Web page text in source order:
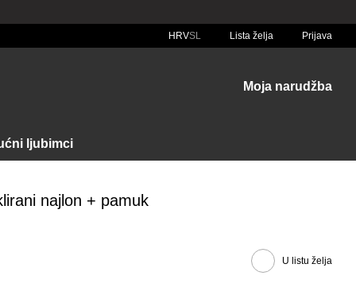
HRVSL Lista želja Prijava
Moja narudžba
ljubimci
najlon + pamuk
U listu želja